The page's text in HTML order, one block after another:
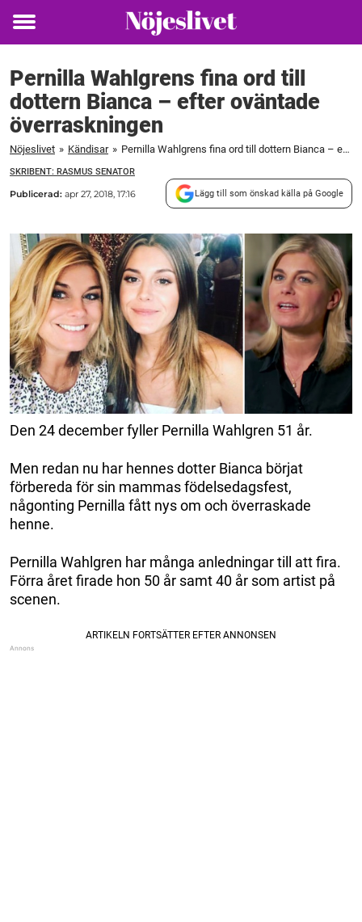
Toggle
Pernilla Wahlgrens fina ord till
dottern Bianca – efter oväntade
överraskningen
Nöjeslivet » Kändisar » Pernilla Wahlgrens fina ord till dottern Bianca – efter oväntade överraskningen
SKRIBENT: RASMUS SENATOR
Publicerad: apr 27, 2018, 17:16 Lägg till som önskad källa på Google
Den 24 december fyller Pernilla Wahlgren 51 år.
Men redan nu har hennes dotter Bianca börjat
förbereda för sin mammas födelsedagsfest,
någonting Pernilla fått nys om och överraskade
henne.
Pernilla Wahlgren har många anledningar till att fira.
Förra året firade hon 50 år samt 40 år som artist på
scenen.